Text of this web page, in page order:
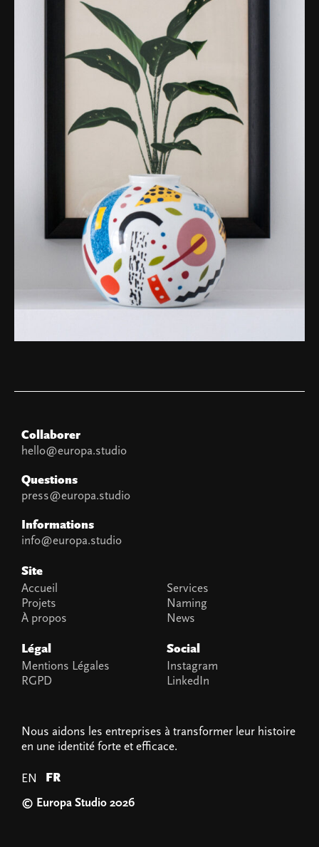
Nous aidons les entreprises à transformer leur histoire
en une identité forte et efficace.
EN
FR
© Europa Studio 2026
Collaborer
hello@europa.studio
Questions
press@europa.studio
Informations
info@europa.studio
Site
Accueil
Services
Projets
Naming
À propos
News
Légal
Mentions Légales
RGPD
Social
Instagram
LinkedIn